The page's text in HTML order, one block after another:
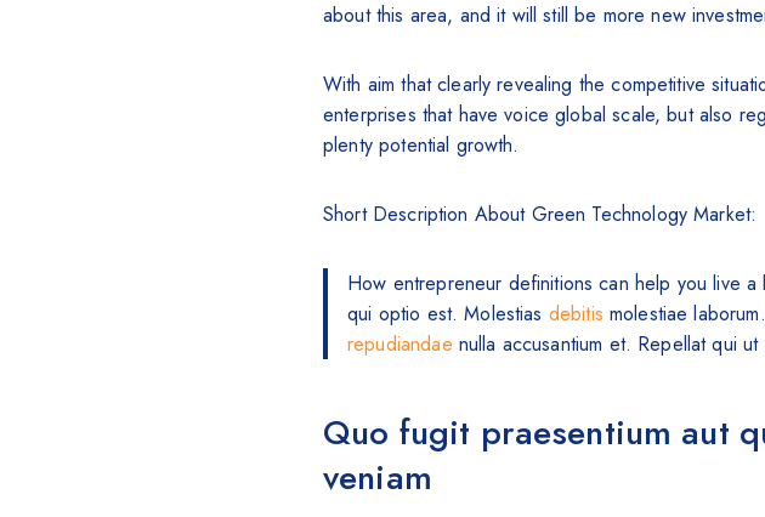
about this area, and it will still be more new
With aim that clearly revealing the competitive
enterprises that have voice global scale, but also
plenty potential growth.
Short Description About Green Technology Market:
How entrepreneur definitions can help you live
qui optio est. Molestias debitis molestiae
repudiandae nulla accusantium et. Repellat qui
Quo fugit praesentium aut
veniam